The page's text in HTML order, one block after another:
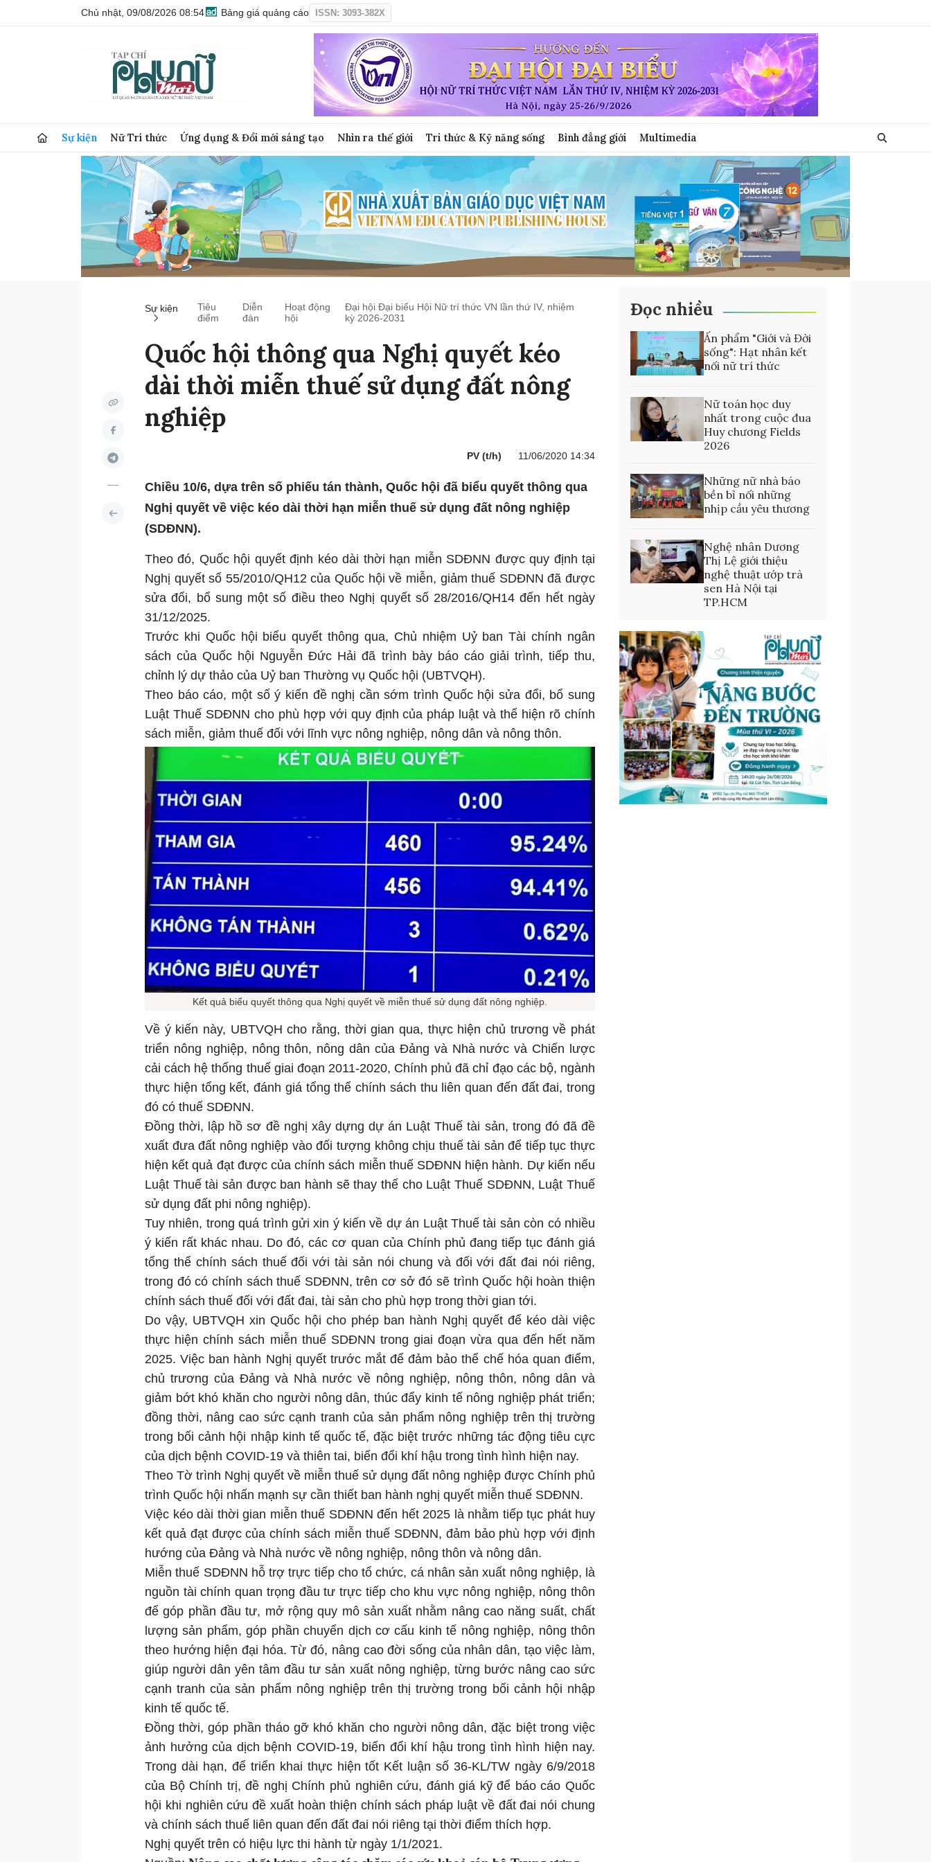
Chủ nhật, 09/08/2026 08:54 Bảng giá quảng cáo ISSN: 3093-382X
Sự kiện Nữ Trí thức Ứng dụng & Đổi mới sáng tạo Nhìn ra thế giới Tri thức & Kỹ năng sống Bình đẳng giới Multimedia
Sự kiện
Tiêu
điểm
Diễn
đàn
Hoạt động
hội
Đại hội Đại biểu Hội Nữ trí thức VN lần thứ IV, nhiệm
kỳ 2026-2031
Quốc hội thông qua Nghị quyết kéo
dài thời miễn thuế sử dụng đất nông
nghiệp
PV (t/h) 11/06/2020 14:34
Chiều 10/6, dựa trên số phiếu tán thành, Quốc hội đã biểu quyết thông qua
Nghị quyết về việc kéo dài thời hạn miễn thuế sử dụng đất nông nghiệp
(SDĐNN).
Theo đó, Quốc hội quyết định kéo dài thời hạn miễn SDĐNN được quy định tại
Nghị quyết số 55/2010/QH12 của Quốc hội về miễn, giảm thuế SDĐNN đã được
sửa đổi, bổ sung một số điều theo Nghị quyết số 28/2016/QH14 đến hết ngày
31/12/2025.
Trước khi Quốc hội biểu quyết thông qua, Chủ nhiệm Uỷ ban Tài chính ngân
sách của Quốc hội Nguyễn Đức Hải đã trình bày báo cáo giải trình, tiếp thu,
chỉnh lý dự thảo của Uỷ ban Thường vụ Quốc hội (UBTVQH).
Theo báo cáo, một số ý kiến đề nghị cần sớm trình Quốc hội sửa đổi, bổ sung
Luật Thuế SDĐNN cho phù hợp với quy định của pháp luật và thể hiện rõ chính
sách miễn, giảm thuế đối với lĩnh vực nông nghiệp, nông dân và nông thôn.
Kết quả biểu quyết thông qua Nghị quyết về miễn thuế sử dụng đất nông nghiệp.
Về ý kiến này, UBTVQH cho rằng, thời gian qua, thực hiện chủ trương về phát
triển nông nghiệp, nông thôn, nông dân của Đảng và Nhà nước và Chiến lược
cải cách hệ thống thuế giai đoạn 2011-2020, Chính phủ đã chỉ đạo các bộ, ngành
thực hiện tổng kết, đánh giá tổng thể chính sách thu liên quan đến đất đai, trong
đó có thuế SDĐNN.
Đồng thời, lập hồ sơ đề nghị xây dựng dự án Luật Thuế tài sản, trong đó đã đề
xuất đưa đất nông nghiệp vào đối tượng không chịu thuế tài sản để tiếp tục thực
hiện kết quả đạt được của chính sách miễn thuế SDĐNN hiện hành. Dự kiến nếu
Luật Thuế tài sản được ban hành sẽ thay thế cho Luật Thuế SDĐNN, Luật Thuế
sử dụng đất phi nông nghiệp).
Tuy nhiên, trong quá trình gửi xin ý kiến về dự án Luật Thuế tài sản còn có nhiều
ý kiến rất khác nhau. Do đó, các cơ quan của Chính phủ đang tiếp tục đánh giá
tổng thể chính sách thuế đối với tài sản nói chung và đối với đất đai nói riêng,
trong đó có chính sách thuế SDĐNN, trên cơ sở đó sẽ trình Quốc hội hoàn thiện
chính sách thuế đối với đất đai, tài sản cho phù hợp trong thời gian tới.
Do vậy, UBTVQH xin Quốc hội cho phép ban hành Nghị quyết để kéo dài việc
thực hiện chính sách miễn thuế SDĐNN trong giai đoạn vừa qua đến hết năm
2025. Việc ban hành Nghị quyết trước mắt để đảm bảo thể chế hóa quan điểm,
chủ trương của Đảng và Nhà nước về nông nghiệp, nông thôn, nông dân và
giảm bớt khó khăn cho người nông dân, thúc đẩy kinh tế nông nghiệp phát triển;
đồng thời, nâng cao sức cạnh tranh của sản phẩm nông nghiệp trên thị trường
trong bối cảnh hội nhập kinh tế quốc tế, đặc biệt trước những tác động tiêu cực
của dịch bệnh COVID-19 và thiên tai, biến đổi khí hậu trong tình hình hiện nay.
Theo Tờ trình Nghị quyết về miễn thuế sử dụng đất nông nghiệp được Chính phủ
trình Quốc hội nhấn mạnh sự cần thiết ban hành nghị quyết miễn thuế SDĐNN.
Việc kéo dài thời gian miễn thuế SDĐNN đến hết 2025 là nhằm tiếp tục phát huy
kết quả đạt được của chính sách miễn thuế SDĐNN, đảm bảo phù hợp với định
hướng của Đảng và Nhà nước về nông nghiệp, nông thôn và nông dân.
Miễn thuế SDĐNN hỗ trợ trực tiếp cho tổ chức, cá nhân sản xuất nông nghiệp, là
nguồn tài chính quan trọng đầu tư trực tiếp cho khu vực nông nghiệp, nông thôn
để góp phần đầu tư, mở rộng quy mô sản xuất nhằm nâng cao năng suất, chất
lượng sản phẩm, góp phần chuyển dịch cơ cấu kinh tế nông nghiệp, nông thôn
theo hướng hiện đại hóa. Từ đó, nâng cao đời sống của nhân dân, tạo việc làm,
giúp người dân yên tâm đầu tư sản xuất nông nghiệp, từng bước nâng cao sức
cạnh tranh của sản phẩm nông nghiệp trên thị trường trong bối cảnh hội nhập
kinh tế quốc tế.
Đồng thời, góp phần tháo gỡ khó khăn cho người nông dân, đặc biệt trong việc
ảnh hưởng của dịch bệnh COVID-19, biến đổi khí hậu trong tình hình hiện nay.
Trong dài hạn, để triển khai thực hiện tốt Kết luận số 36-KL/TW ngày 6/9/2018
của Bộ Chính trị, đề nghị Chính phủ nghiên cứu, đánh giá kỹ để báo cáo Quốc
hội khi nghiên cứu đề xuất hoàn thiện chính sách pháp luật về đất đai nói chung
và chính sách thuế liên quan đến đất đai nói riêng tại thời điểm thích hợp.
Nghị quyết trên có hiệu lực thi hành từ ngày 1/1/2021.
Đọc nhiều
Ấn phẩm "Giới và Đời
sống": Hạt nhân kết
nối nữ trí thức
Nữ toán học duy
nhất trong cuộc đua
Huy chương Fields
2026
Những nữ nhà báo
bền bỉ nối những
nhịp cầu yêu thương
Nghệ nhân Dương
Thị Lệ giới thiệu
nghệ thuật ướp trà
sen Hà Nội tại
TP.HCM